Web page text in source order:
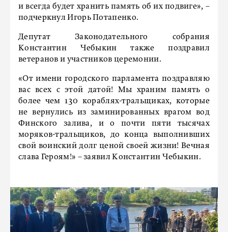
и всегда будет хранить память об их подвиге», –
подчеркнул Игорь Потапенко.
Депутат Законодательного собрания
Константин Чебыкин также поздравил
ветеранов и участников церемонии.
«От имени городского парламента поздравляю
вас всех с этой датой! Мы храним память о
более чем 130 кораблях-тральщиках, которые
не вернулись из заминированных врагом вод
Финского залива, и о почти пяти тысячах
моряков-тральщиков, до конца выполнивших
свой воинский долг ценой своей жизни! Вечная
слава Героям!» – заявил Константин Чебыкин.